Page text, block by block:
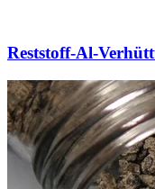
Reststoff-Al-